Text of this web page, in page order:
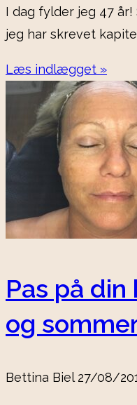
I dag fylder jeg 47 år!
jeg har skrevet
Læs indlægget »
Pas på
og
Bettina Biel 27/08/